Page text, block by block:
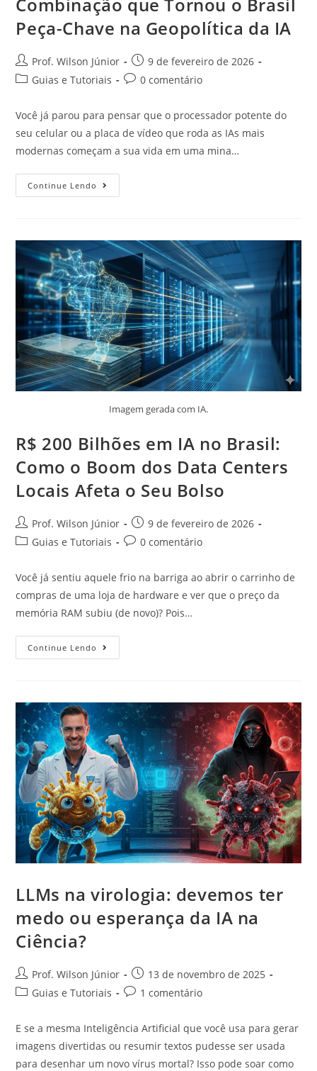
Combinação que Tornou o Brasil
Peça-Chave na Geopolítica da IA
Prof. Wilson Júnior
9 de fevereiro de 2026
Guias e Tutoriais
0 comentário
Você já parou para pensar que o processador potente do
seu celular ou a placa de vídeo que roda as IAs mais
modernas começam a sua vida em uma mina…
Continue Lendo
Imagem gerada com IA.
R$ 200 Bilhões em IA no Brasil:
Como o Boom dos Data Centers
Locais Afeta o Seu Bolso
Prof. Wilson Júnior
9 de fevereiro de 2026
Guias e Tutoriais
0 comentário
Você já sentiu aquele frio na barriga ao abrir o carrinho de
compras de uma loja de hardware e ver que o preço da
memória RAM subiu (de novo)? Pois…
Continue Lendo
LLMs na virologia: devemos ter
medo ou esperança da IA na
Ciência?
Prof. Wilson Júnior
13 de novembro de 2025
Guias e Tutoriais
1 comentário
E se a mesma Inteligência Artificial que você usa para gerar
imagens divertidas ou resumir textos pudesse ser usada
para desenhar um novo vírus mortal? Isso pode soar como